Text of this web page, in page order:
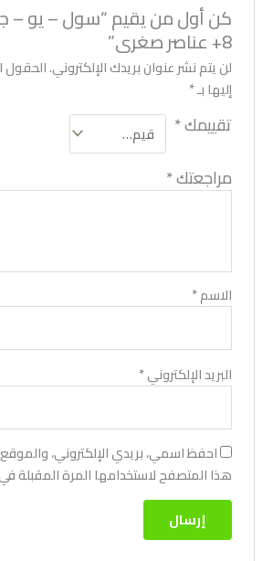
8+ عناصر صغرى”
لن يتم نشر عنوان بريدك الإلكتروني.الحقول
إليها بـ*
تقييمك*
مراجعتك*
الاسم*
البريد الإلكتروني*
احفظ اسمي، بريدي الإلكتروني،
هذا المتصفح لاستخدامها المرة المقبلة